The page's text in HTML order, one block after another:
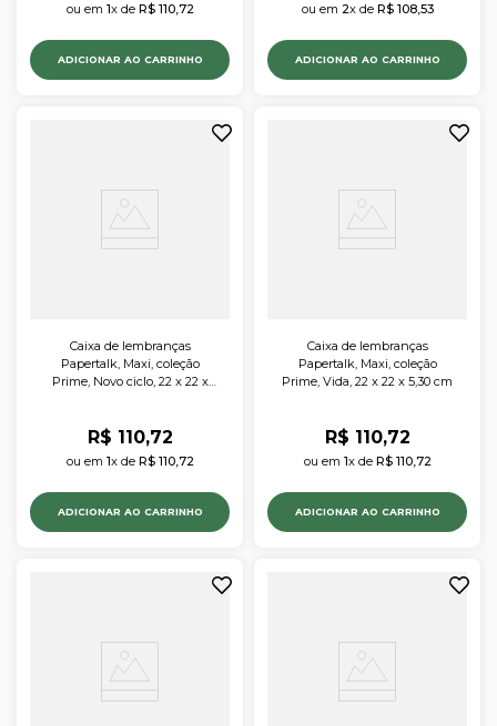
ou em 1x de R$ 110,72
ADICIONAR AO CARRINHO
ou em 2x de R$ 108,53
ADICIONAR AO CARRINHO
Caixa de lembranças
Papertalk, Maxi, coleção
Prime, Novo ciclo, 22 x 22 x
R$ 110,72
ou em 1x de R$ 110,72
ADICIONAR AO CARRINHO
Caixa de lembranças
Papertalk, Maxi, coleção
Prime, Vida, 22 x 22 x 5,30 cm
R$ 110,72
ou em 1x de R$ 110,72
ADICIONAR AO CARRINHO